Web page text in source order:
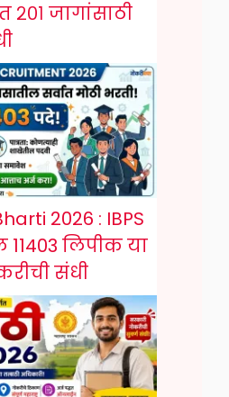
जागांसाठी
2026 : IBPS
लिपीक या
संधी